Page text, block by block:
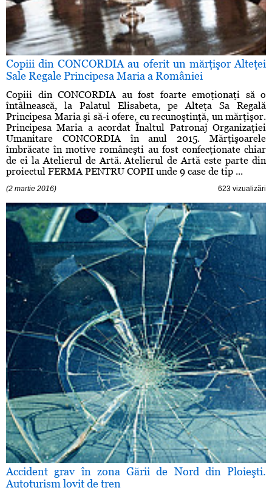
Copiii din CONCORDIA au oferit un mărţişor Alteţei
Sale Regale Principesa Maria a României
Copiii din CONCORDIA au fost foarte emoţionaţi să o
întâlnească, la Palatul Elisabeta, pe Alteţa Sa Regală
Principesa Maria şi să-i ofere, cu recunoştinţă, un mărţişor.
Principesa Maria a acordat Înaltul Patronaj Organizaţiei
Umanitare CONCORDIA în anul 2015. Mărţişoarele
îmbrăcate în motive româneşti au fost confecţionate chiar
de ei la Atelierul de Artă. Atelierul de Artă este parte din
proiectul FERMA PENTRU COPII unde 9 case de tip ...
(2 martie 2016) 623 vizualizări
Accident grav în zona Gării de Nord din Ploieşti.
Autoturism lovit de tren